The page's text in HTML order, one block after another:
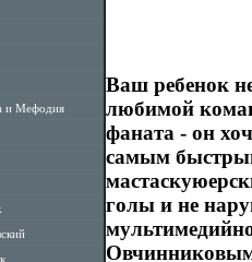
и Мефодия
Ваш ребенок
любимой
фаната - он
самым
голы и не